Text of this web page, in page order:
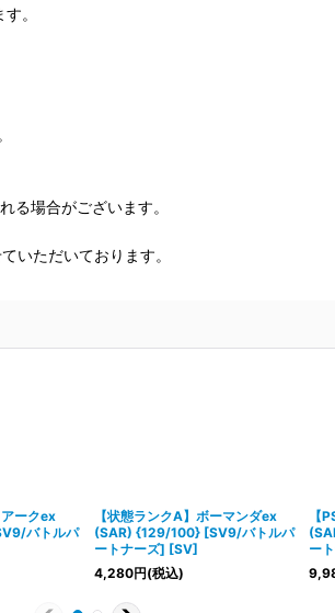
。
る場合がございます。
いただいております。
アークex
バトルパ
【状態ランクA】ボーマンダex
(SAR) {129/100} [SV9/バトルパ
ートナーズ] [SV]
4,280円(税込)
【
ー